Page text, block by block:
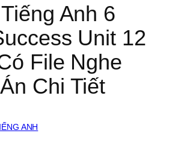
Anh 6
Unit 12
File Nghe
Chi Tiết
ANH